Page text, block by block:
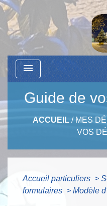
menu
Guide de
ACCUEIL/ MES
VOS
Accueil particuliers >
formulaires > Modèle